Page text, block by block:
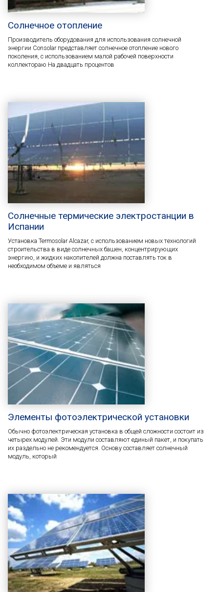
Солнечное отопление
Производитель оборудования для использования солнечной
энергии Consolar представляет солнечное отопление нового
поколения, с использованием малой рабочей поверхности
коллектораю На двадцать процентов
Солнечные термические электростанции в
Испании
Установка Termosolar Alcazar, с использованием новых технологий
строительства в виде солнечных башен, концентрирующих
энергию, и жидких накопителей должна поставлять ток в
необходимом объеме и являться
Элементы фотоэлектрической установки
Обычно фотоэлектрическая установка в общей сложности состоит из
четырех модулей. Эти модули составляют единый пакет, и покупать
их раздельно не рекомендуется. Основу составляет солнечный
модуль, который